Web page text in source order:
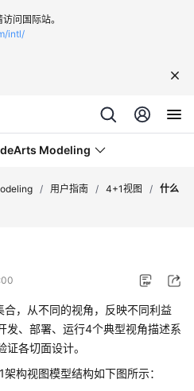
问国际站。
intl/
Modeling
/ 用户指南 / 4+1视图 / 什么
，从不同的视角，反映不同利益
发、部署、运行4个典型视角描述系
各切面设计。
构视图模型结构如下图所示：